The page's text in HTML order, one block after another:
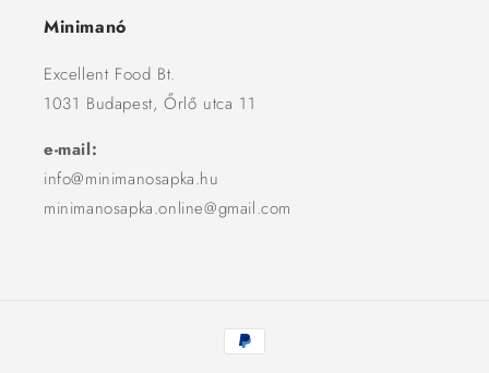
Minimanó
Excellent Food Bt.
1031 Budapest, Őrlő utca 11
e-mail:
info@minimanosapka.hu
minimanosapka.online@gmail.com
Fizetési
módok